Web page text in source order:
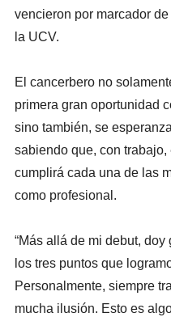
vencieron por marcador
la UCV.
El cancerbero no
primera gran oportunidad
sino también, se
sabiendo que, con
cumplirá cada una de las
como profesional.
“Más allá de mi debut,
los tres puntos que
Personalmente, siempre
mucha ilusión. Esto es